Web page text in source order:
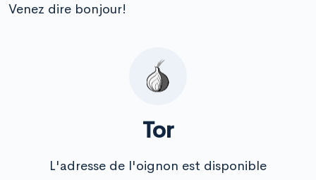
Venez dire bonjour!
Tor
L'adresse de l'oignon est disponible